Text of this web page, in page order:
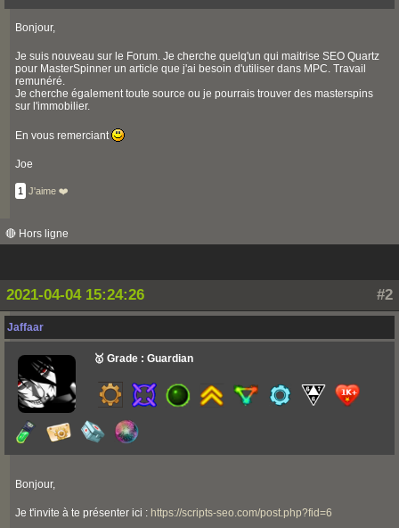
Bonjour,
Je suis nouveau sur le Forum. Je cherche quelq'un qui maitrise SEO Quartz
pour MasterSpinner un article que j'ai besoin d'utiliser dans MPC. Travail
remunéré.
Je cherche également toute source ou je pourrais trouver des masterspins
sur l'immobilier.
En vous remerciant
Joe
1 J'aime ❤️
🔴 Hors ligne
#2
2021-04-04 15:24:26
Jaffaar
🥇 Grade : Guardian
Bonjour,
Je t'invite à te présenter ici : https://scripts-seo.com/post.php?fid=6